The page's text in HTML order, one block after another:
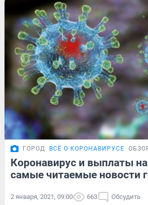
ГОРОД ВСЁ О КОРОНАВИРУСЕ
Коронавирус и выплаты
самые читаемые новости
2 января, 2021, 09:00 663 Обсудить